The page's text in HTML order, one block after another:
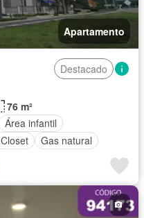
Apartamento
Destacado
76 m²
Área infantil
Closet Gas natural